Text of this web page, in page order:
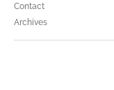
Contact
Archives